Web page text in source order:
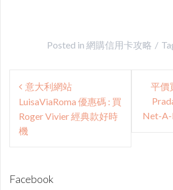
Posted in 網購信用卡攻略
Post
navigation
意大利網站
LuisaViaRoma 優惠碼 : 買
Roger Vivier 經典款好時
機
平價
Net-A-
Facebook